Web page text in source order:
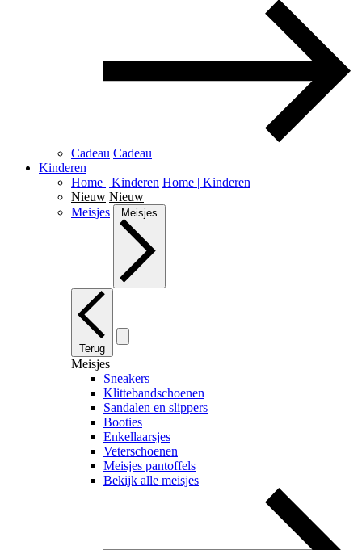
Cadeau Cadeau
Kinderen
Home | Kinderen Home | Kinderen
Nieuw Nieuw
Meisjes
Meisjes
Terug
Meisjes
Sneakers
Klittebandschoenen
Sandalen en slippers
Booties
Enkellaarsjes
Veterschoenen
Meisjes pantoffels
Bekijk alle meisjes